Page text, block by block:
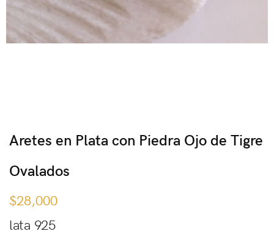
Aretes en Plata con Piedra Ojo de Tigre
Ovalados
$28,000
lata 925